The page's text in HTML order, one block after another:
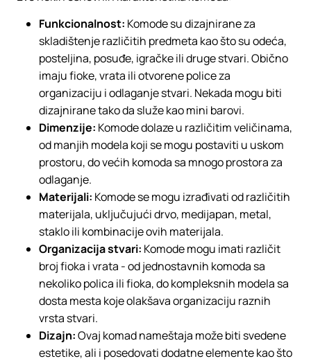
Funkcionalnost: Komode su dizajnirane za
skladištenje različitih predmeta kao što su odeća,
posteljina, posuđe, igračke ili druge stvari. Obično
imaju fioke, vrata ili otvorene police za
organizaciju i odlaganje stvari. Nekada mogu biti
dizajnirane tako da služe kao mini barovi.
Dimenzije: Komode dolaze u različitim veličinama,
od manjih modela koji se mogu postaviti u uskom
prostoru, do većih komoda sa mnogo prostora za
odlaganje.
Materijali: Komode se mogu izrađivati od različitih
materijala, uključujući drvo, medijapan, metal,
staklo ili kombinacije ovih materijala.
Organizacija stvari: Komode mogu imati različit
broj fioka i vrata - od jednostavnih komoda sa
nekoliko polica ili fioka, do kompleksnih modela sa
dosta mesta koje olakšava organizaciju raznih
vrsta stvari.
Dizajn:Ovaj komad nameštaja može biti svedene
estetike, ali i posedovati dodatne elemente kao što